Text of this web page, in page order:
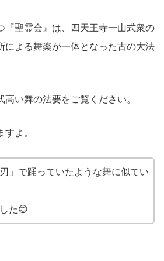
『聖霊会』は、四天王寺一山式衆の
による舞楽が一体となった古の大法
い舞の法要をご覧ください。
よ。
刃」で踊っていたような舞に似てい
た😊